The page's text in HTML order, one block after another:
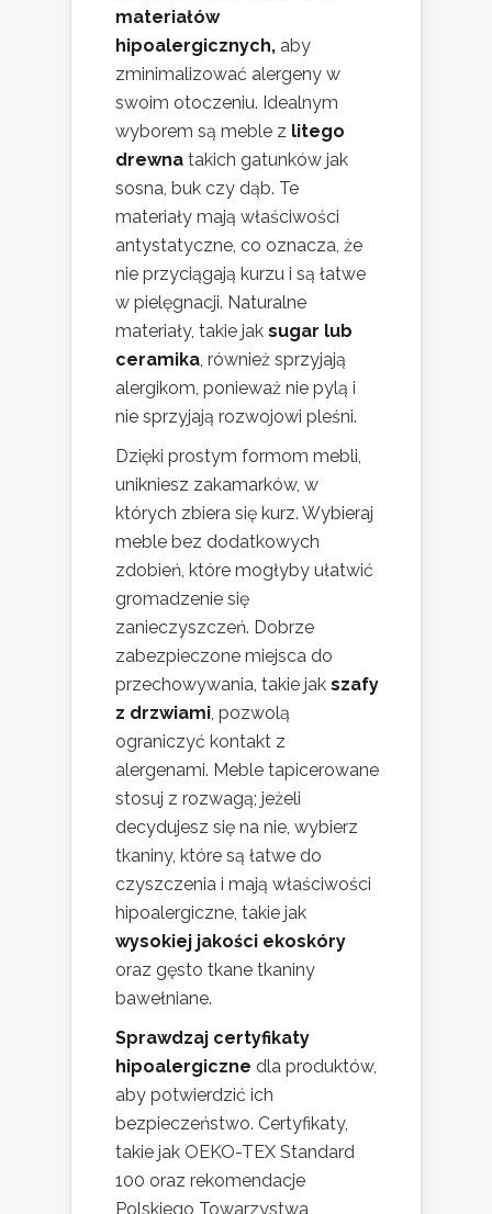
materiałów
hipoalergicznych, aby
zminimalizować alergeny w
swoim otoczeniu. Idealnym
wyborem są meble z litego
drewna takich gatunków jak
sosna, buk czy dąb. Te
materiały mają właściwości
antystatyczne, co oznacza, że
nie przyciągają kurzu i są łatwe
w pielęgnacji. Naturalne
materiały, takie jak sugar lub
ceramika, również sprzyjają
alergikom, ponieważ nie pylą i
nie sprzyjają rozwojowi pleśni.
Dzięki prostym formom mebli,
unikniesz zakamarków, w
których zbiera się kurz. Wybieraj
meble bez dodatkowych
zdobień, które mogłyby ułatwić
gromadzenie się
zanieczyszczeń. Dobrze
zabezpieczone miejsca do
przechowywania, takie jak szafy
z drzwiami, pozwolą
ograniczyć kontakt z
alergenami. Meble tapicerowane
stosuj z rozwagą; jeżeli
decydujesz się na nie, wybierz
tkaniny, które są łatwe do
czyszczenia i mają właściwości
hipoalergiczne, takie jak
wysokiej jakości ekoskóry
oraz gęsto tkane tkaniny
bawełniane.
Sprawdzaj certyfikaty
hipoalergiczne dla produktów,
aby potwierdzić ich
bezpieczeństwo. Certyfikaty,
takie jak OEKO-TEX Standard
100 oraz rekomendacje
Polskiego Towarzystwa